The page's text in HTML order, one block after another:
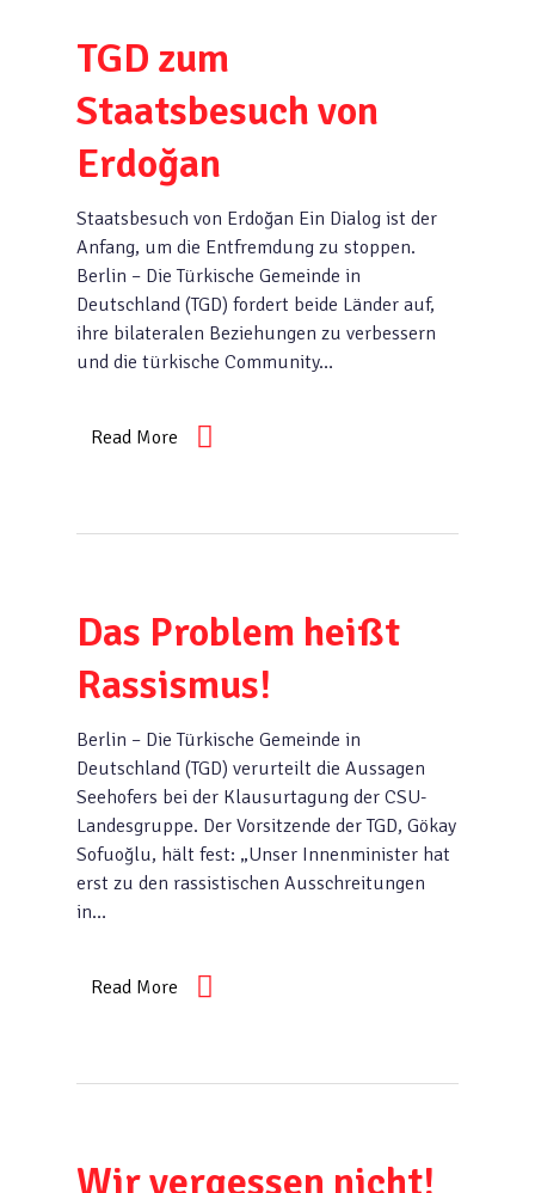
TGD zum
Staatsbesuch von
Erdoğan
Staatsbesuch von Erdoğan Ein Dialog ist der
Anfang, um die Entfremdung zu stoppen.
Berlin – Die Türkische Gemeinde in
Deutschland (TGD) fordert beide Länder auf,
ihre bilateralen Beziehungen zu verbessern
und die türkische Community…
Read More
Das Problem heißt
Rassismus!
Berlin – Die Türkische Gemeinde in
Deutschland (TGD) verurteilt die Aussagen
Seehofers bei der Klausurtagung der CSU-
Landesgruppe. Der Vorsitzende der TGD, Gökay
Sofuoğlu, hält fest: „Unser Innenminister hat
erst zu den rassistischen Ausschreitungen
in…
Read More
Wir vergessen nicht!